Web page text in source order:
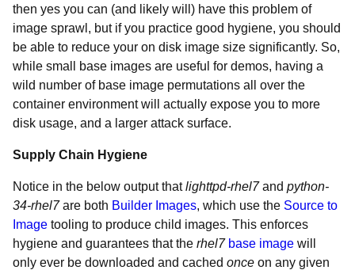
then yes you can (and likely will) have this problem of
image sprawl, but if you practice good hygiene, you should
be able to reduce your on disk image size significantly. So,
while small base images are useful for demos, having a
wild number of base image permutations all over the
container environment will actually expose you to more
disk usage, and a larger attack surface.
Supply Chain Hygiene
Notice in the below output thatlighttpd-rhel7and python-
34-rhel7are both Builder Images, which use the Source to
Image tooling to produce child images. This enforces
hygiene and guarantees that the rhel7 base image will
only ever be downloaded and cached once on any given